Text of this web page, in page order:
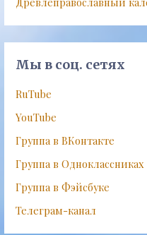
Мы в соц. сетях
RuTube
YouTube
Группа в ВКонтакте
Группа в Одноклассниках
Группа в Фэйсбуке
Телеграм-канал